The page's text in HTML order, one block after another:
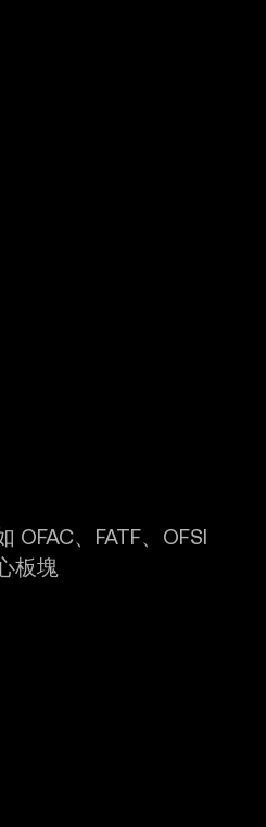
、FATF、OFSI
板塊